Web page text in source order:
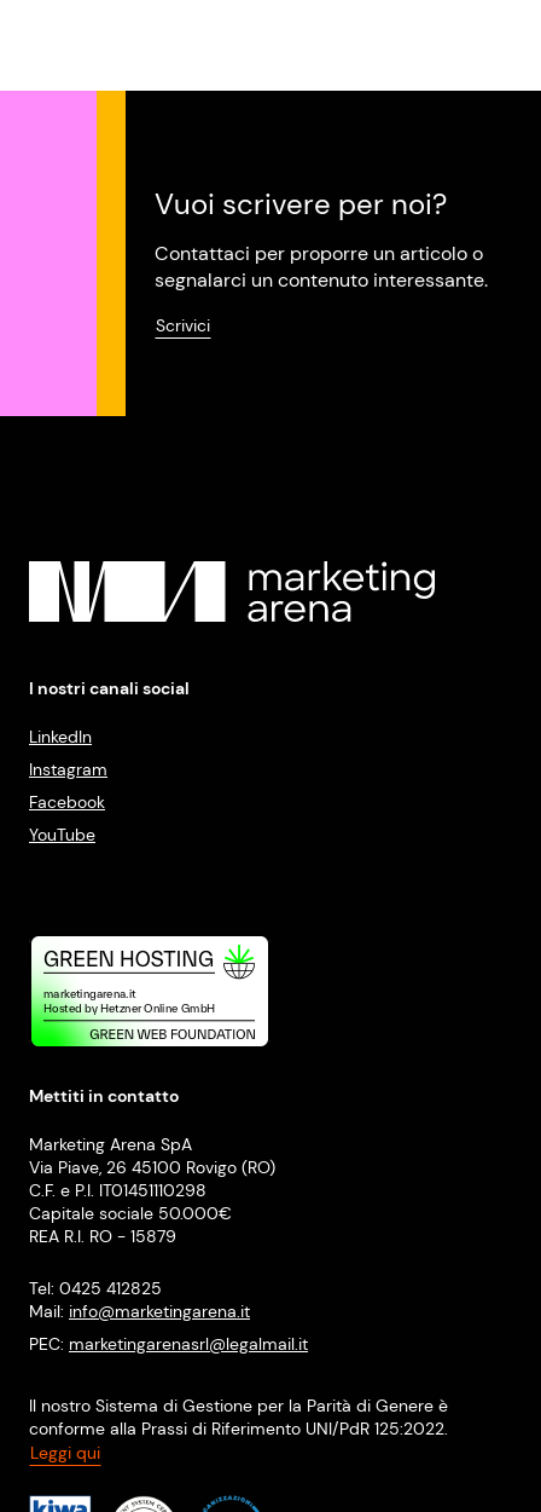
Vuoi scrivere per noi?
Contattaci per proporre un articolo o
segnalarci un contenuto interessante.
Scrivici
I nostri canali social
LinkedIn
Instagram
Facebook
YouTube
Mettiti in contatto
Marketing Arena SpA
Via Piave, 26 45100 Rovigo (RO)
C.F. e P.I. IT01451110298
Capitale sociale 50.000€
REA R.I. RO - 15879
Tel: 0425 412825
Mail: info@marketingarena.it
PEC: marketingarenasrl@legalmail.it
Il nostro Sistema di Gestione per la Parità di Genere è
conforme alla Prassi di Riferimento UNI/PdR 125:2022.
Leggi qui